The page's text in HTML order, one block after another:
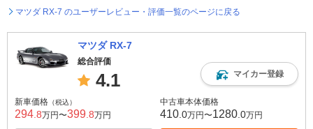
マツダ RX-7 のユーザーレビュー・評価一覧のページに戻る
マツダ RX-7
総合評価
4.1 マイカー登録
新車価格 （税込）
294 .8万円〜399 .8万円
中古車本体価格
410 .0万円〜1280 .0万円